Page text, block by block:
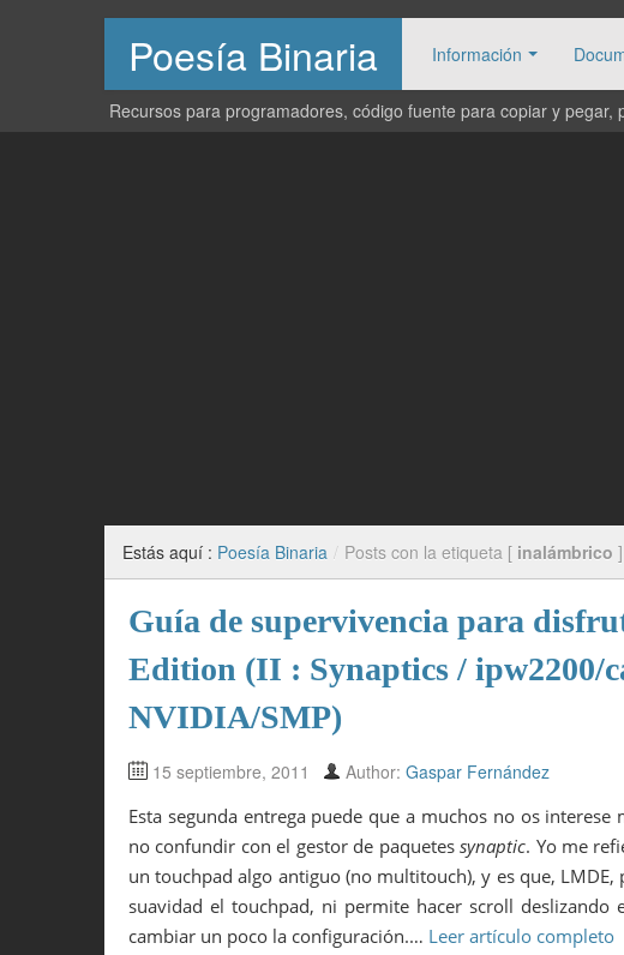
Poesía Binaria Información
Recursos para programadores, código fuente para copiar y
Estás aquí : Poesía Binaria / Posts con la etiqueta [ inalámbrico ]
Guía de supervivencia para
Edition (II : Synaptics / ipw2200/
NVIDIA/SMP)
15 septiembre, 2011 Author: Gaspar Fernández
Esta segunda entrega puede que a muchos no os
no confundir con el gestor de paquetessynaptic. Yo me
un touchpad algo antiguo (no multitouch), y es que,
suavidad el touchpad, ni permite hacer scroll
cambiar un poco la configuración.… Leer artículo completo